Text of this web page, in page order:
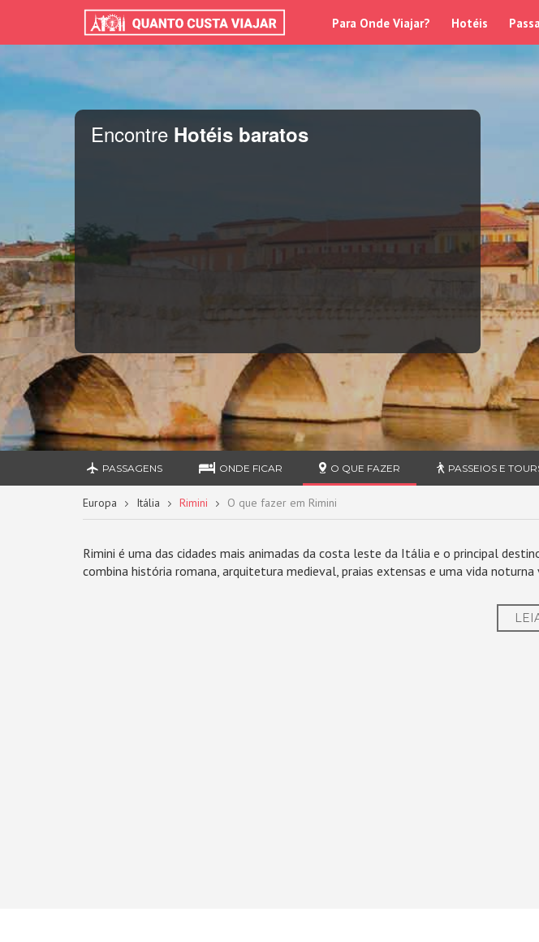
Para Onde Viajar? Hotéis
Encontre Hotéis baratos
PASSAGENS ONDE FICAR O QUE FAZER PASSEIOS E
Europa Itália Rimini O que fazer em Rimini
Rimini é uma das cidades mais animadas da costa leste da Itália e o principal
combina história romana, arquitetura medieval, praias extensas e uma vida noturna